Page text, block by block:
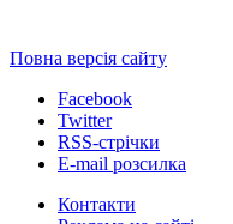
Повна версія сайту
Facebook
Twitter
RSS-стрічки
E-mail розсилка
Контакти